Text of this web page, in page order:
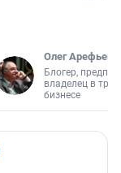
Олег Арефьев
Блогер,
владелец в
бизнесе